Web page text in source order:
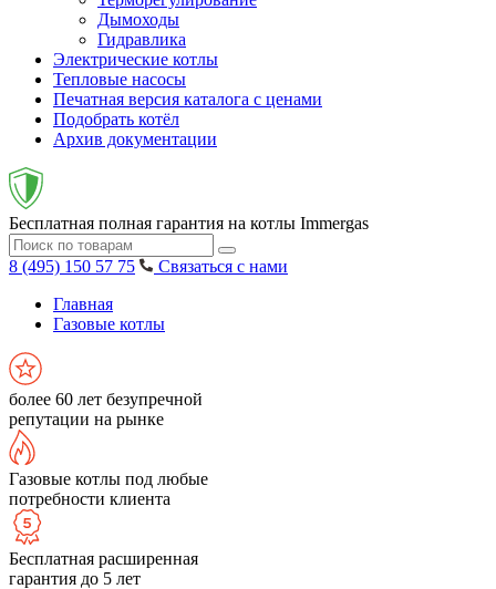
Дымоходы
Гидравлика
Электрические котлы
Тепловые насосы
Печатная версия каталога с ценами
Подобрать котёл
Архив документации
Бесплатная полная гарантия на котлы Immergas
8 (495) 150 57 75
Связаться с нами
Главная
Газовые котлы
более 60 лет безупречной
репутации на рынке
Газовые котлы под любые
потребности клиента
Бесплатная расширенная
гарантия до 5 лет